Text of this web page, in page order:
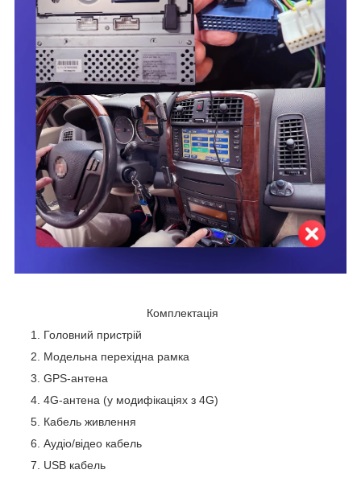
Комплектація
Головний пристрій
Модельна перехідна рамка
GPS-антена
4G-антена (у модифікаціях з 4G)
Кабель живлення
Аудіо/відео кабель
USB кабель